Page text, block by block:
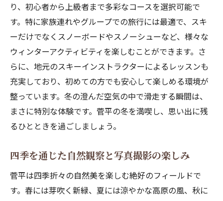
初心者も参加できるゴルフレッスン
プロゴルファーによるワークショップ
絶景を楽しむ人気ゴルフコース
高原リゾートのゴルフパッケージ
ゴルフの後に楽しむ地元料理
ゴルフ用品のレンタル情報
菅平の四季を通じたアクティビティで心と体を
リフレッシュ
屋外リラクゼーションとマッサージ
健康を意識したウォーキングとランニング
四季折々のアウトドアフィットネス
り、初心者から上級者まで多彩なコースを選択可能で
す。特に家族連れやグループでの旅行には最適で、スキ
ーだけでなくスノーボードやスノーシューなど、様々な
ウィンターアクティビティを楽しむことができます。さ
らに、地元のスキーインストラクターによるレッスンも
充実しており、初めての方でも安心して楽しめる環境が
整っています。冬の澄んだ空気の中で滑走する瞬間は、
まさに特別な体験です。菅平の冬を満喫し、思い出に残
るひとときを過ごしましょう。
四季を通じた自然観察と写真撮影の楽しみ
菅平は四季折々の自然美を楽しむ絶好のフィールドで
す。春には芽吹く新緑、夏には涼やかな高原の風、秋に